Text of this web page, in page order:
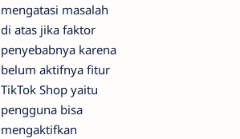
mengatasi masalah
di atas jika faktor
penyebabnya karena
belum aktifnya fitur
TikTok Shop yaitu
pengguna bisa
mengaktifkan